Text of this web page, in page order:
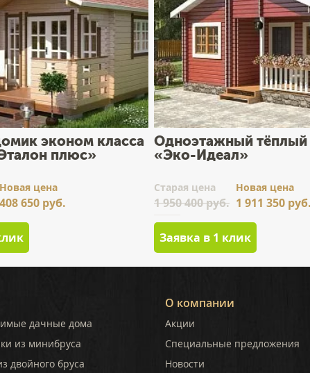
эконом класса
плюс»
Новая цена
408 650 руб.
Одноэтажный
«Эко-Идеал»
Cтарая цена
1 950 400 руб.
Новая цена
1 911 350 руб.
Заявка в 1 клик
дачные дома
из минибруса
двойного бруса
О компании
Акции
Специальные предложения
Новости